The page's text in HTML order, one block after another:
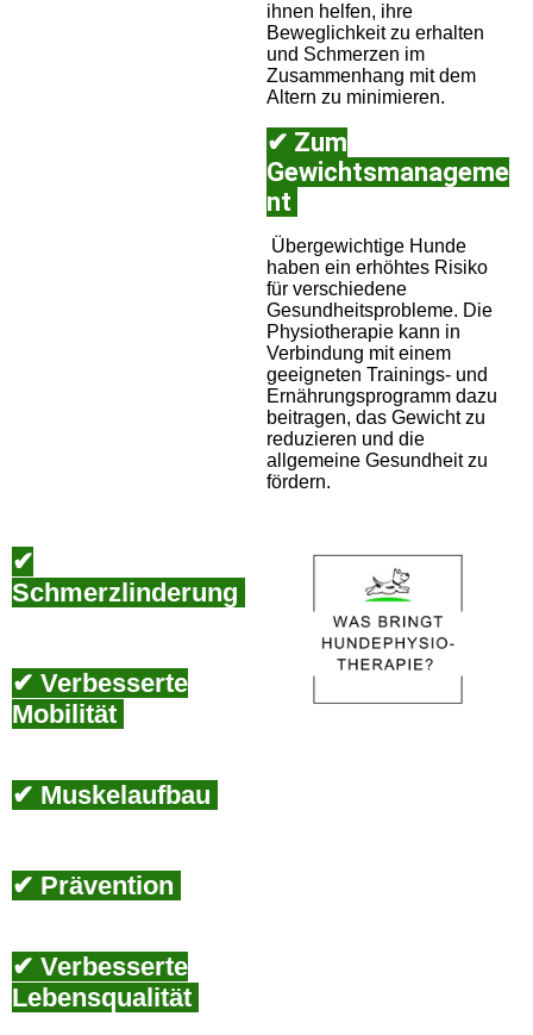
ihnen helfen, ihre
Beweglichkeit zu erhalten
und Schmerzen im
Zusammenhang mit dem
Altern zu minimieren.
✔ Zum
Gewichtsmanageme
nt
Übergewichtige Hunde
haben ein erhöhtes Risiko
für verschiedene
Gesundheitsprobleme. Die
Physiotherapie kann in
Verbindung mit einem
geeigneten Trainings- und
Ernährungsprogramm dazu
beitragen, das Gewicht zu
reduzieren und die
allgemeine Gesundheit zu
fördern.
✔
Schmerzlinderung
✔ Verbesserte
Mobilität
✔ Muskelaufbau
✔ Prävention
✔ Verbesserte
Lebensqualität